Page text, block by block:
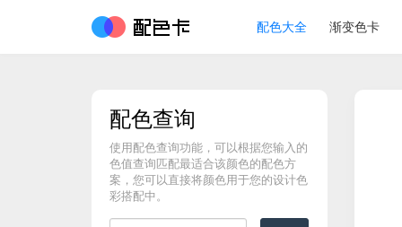
配色大全 渐变色卡
配色查询
使用配色查询功能，可以根据您输入的
色值查询匹配最适合该颜色的配色方
案，您可以直接将颜色用于您的设计色
彩搭配中。